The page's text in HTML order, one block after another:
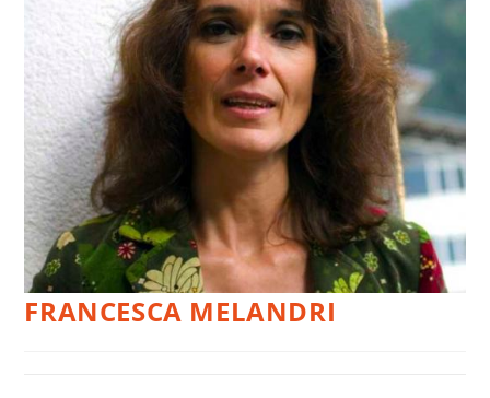
FRANCESCA MELANDRI